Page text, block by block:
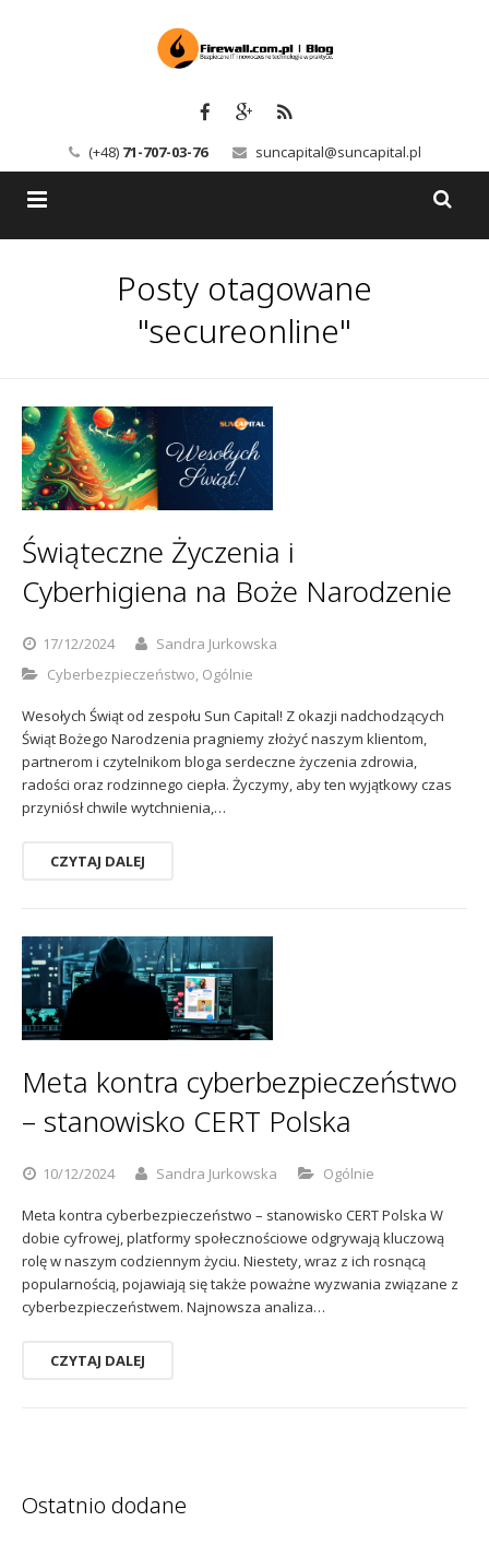
(+48) 71-707-03-76 suncapital@suncapital.pl
Kerio
Serwery pocztowe
Sophos
Szkolenia
Kontakt
Polityka prywatności
Posty otagowane
"secureonline"
Świąteczne Życzenia i
Cyberhigiena na Boże Narodzenie
17/12/2024
Sandra Jurkowska
Cyberbezpieczeństwo, Ogólnie
Wesołych Świąt od zespołu Sun Capital! Z okazji nadchodzących
Świąt Bożego Narodzenia pragniemy złożyć naszym klientom,
partnerom i czytelnikom bloga serdeczne życzenia zdrowia,
radości oraz rodzinnego ciepła. Życzymy, aby ten wyjątkowy czas
przyniósł chwile wytchnienia,…
CZYTAJ DALEJ
Meta kontra cyberbezpieczeństwo
– stanowisko CERT Polska
10/12/2024 Sandra Jurkowska Ogólnie
Meta kontra cyberbezpieczeństwo – stanowisko CERT Polska W
dobie cyfrowej, platformy społecznościowe odgrywają kluczową
rolę w naszym codziennym życiu. Niestety, wraz z ich rosnącą
popularnością, pojawiają się także poważne wyzwania związane z
cyberbezpieczeństwem. Najnowsza analiza…
CZYTAJ DALEJ
Ostatnio dodane